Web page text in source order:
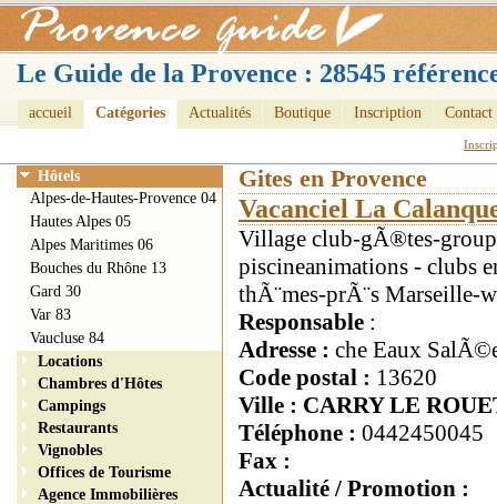
Le Guide de la Provence : 28545
accueil Catégories Actualités Boutique Inscription Contact
Gites en Provence
Vacanciel La
Village club-gÃ®tes-
piscineanimations - clubs
thÃ¨mes-prÃ¨s Marseille-
Responsable :
Adresse : che Eaux
Code postal : 13620
Ville : CARRY LE
Téléphone : 0442450045
Fax :
Actualité / Promotion :
Hôtels
Alpes-de-Hautes-Provence 04
Hautes Alpes 05
Alpes Maritimes 06
Bouches du Rhône 13
Gard 30
Var 83
Vaucluse 84
Locations
Chambres d'Hôtes
Campings
Restaurants
Vignobles
Offices de Tourisme
Agence Immobilières